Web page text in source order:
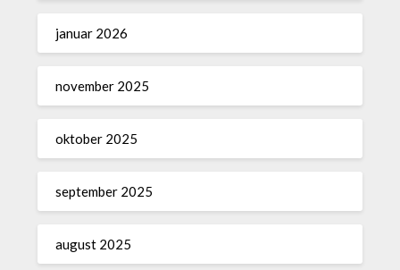
januar 2026
november 2025
oktober 2025
september 2025
august 2025